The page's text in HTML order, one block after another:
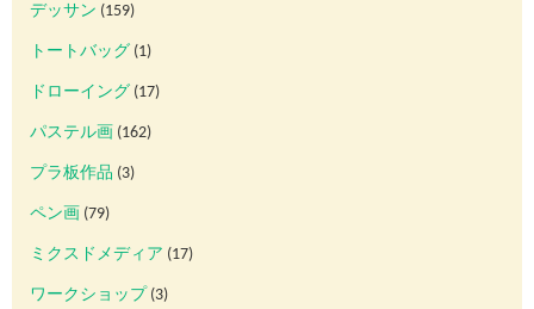
デッサン (159)
トートバッグ (1)
ドローイング (17)
パステル画 (162)
プラ板作品 (3)
ペン画 (79)
ミクスドメディア (17)
ワークショップ(3)